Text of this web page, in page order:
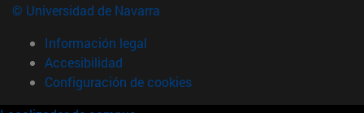
© Universidad de Navarra
Información legal
Accesibilidad
Configuración de cookies